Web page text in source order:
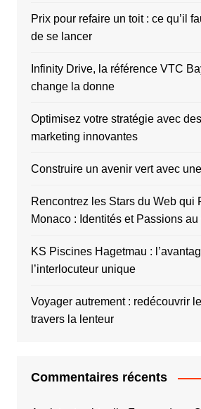
Prix pour refaire un toit : ce qu’il
de se lancer
Infinity Drive, la référence VTC
change la donne
Optimisez votre stratégie avec
marketing innovantes
Construire un avenir vert avec
Rencontrez les Stars du Web qui
Monaco : Identités et Passions
KS Piscines Hagetmau :
l’interlocuteur unique
Voyager autrement : redécouvrir
travers la lenteur
Commentaires récents